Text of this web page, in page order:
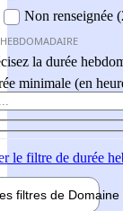
Non renseignée
la durée
minimale (en
le filtre de durée
filtres de Domaine